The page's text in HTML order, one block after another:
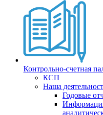
Контрольно-счетная
КСП
Наша
Годовые